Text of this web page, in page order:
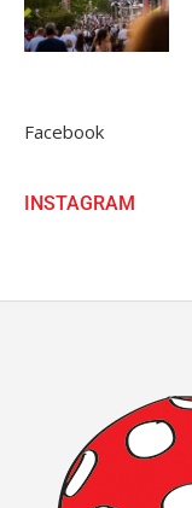
Facebook
INSTAGRAM